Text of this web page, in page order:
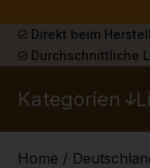
Direkt beim
Durchschnittliche
Kategorien
Home /